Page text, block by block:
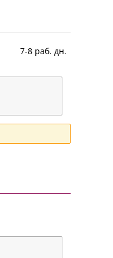
7-8 раб. дн.